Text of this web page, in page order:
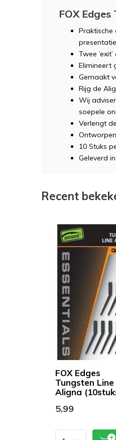
FOX
Praktische
presentatie
Twee
Elimineert
Gemaakt
Rijg de
Wij
soepele
Verlengt
10 Stuks
Geleverd
Recent
FOX Edges
Tungsten Line
Aligna
5,99